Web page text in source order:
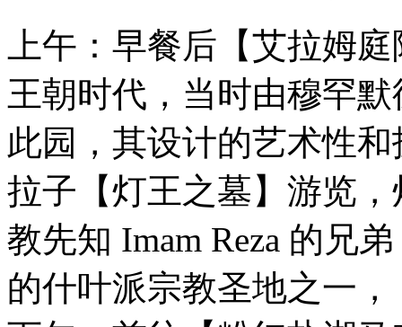
上午：早餐后【艾拉姆
王朝时代，当时由穆罕
此园，其设计的艺术性
拉子【灯王之墓】游览
教先知 Imam Reza 的兄
的什叶派宗教圣地之一，